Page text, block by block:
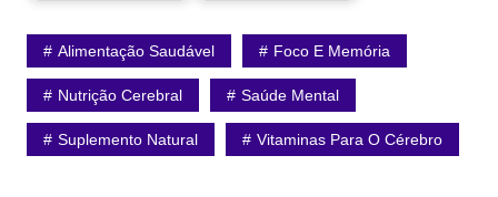
Alimentação Saudável Foco E Memória
Nutrição Cerebral Saúde Mental
Suplemento Natural Vitaminas Para O Cérebro